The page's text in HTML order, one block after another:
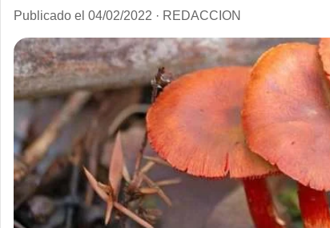
Publicado el 04/02/2022 · REDACCION